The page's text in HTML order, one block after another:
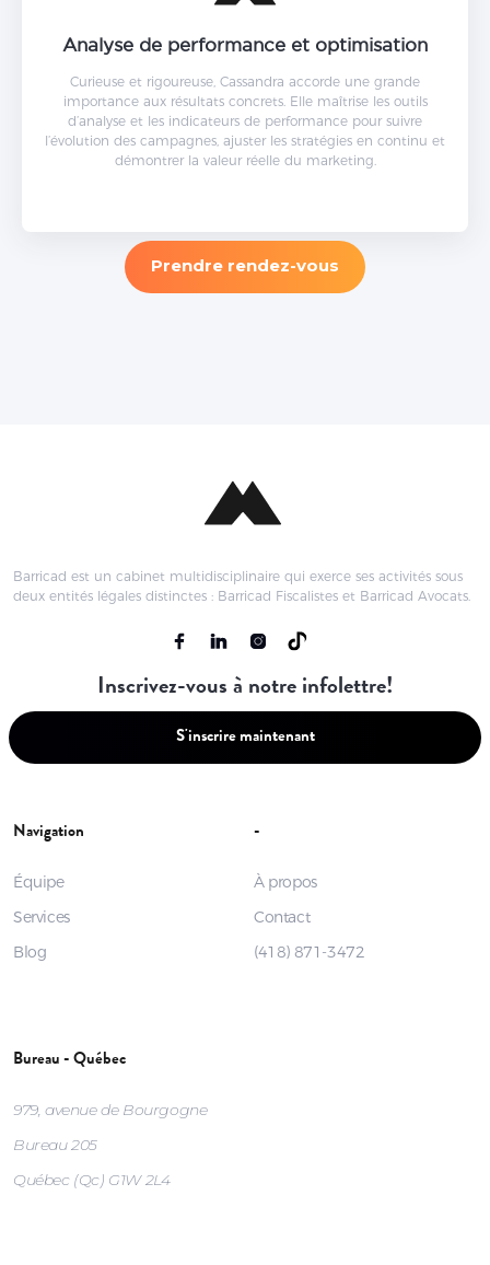
Analyse de performance et optimisation
Curieuse et rigoureuse, Cassandra accorde une grande
importance aux résultats concrets. Elle maîtrise les outils
d’analyse et les indicateurs de performance pour suivre
l’évolution des campagnes, ajuster les stratégies en continu et
démontrer la valeur réelle du marketing.
Prendre rendez-vous
Barricad est un cabinet multidisciplinaire qui exerce ses activités sous
deux entités légales distinctes : Barricad Fiscalistes et Barricad Avocats.
Inscrivez-vous à notre infolettre!
S'inscrire maintenant
Navigation
Équipe
Services
Blog
-
À propos
Contact
(418) 871-3472
Bureau - Québec
979, avenue de Bourgogne
Bureau 205
Québec (Qc) G1W 2L4